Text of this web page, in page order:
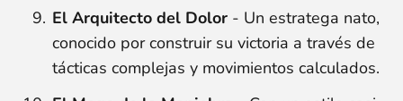
El Arquitecto del Dolor - Un estratega nato,
conocido por construir su victoria a través de
tácticas complejas y movimientos calculados.